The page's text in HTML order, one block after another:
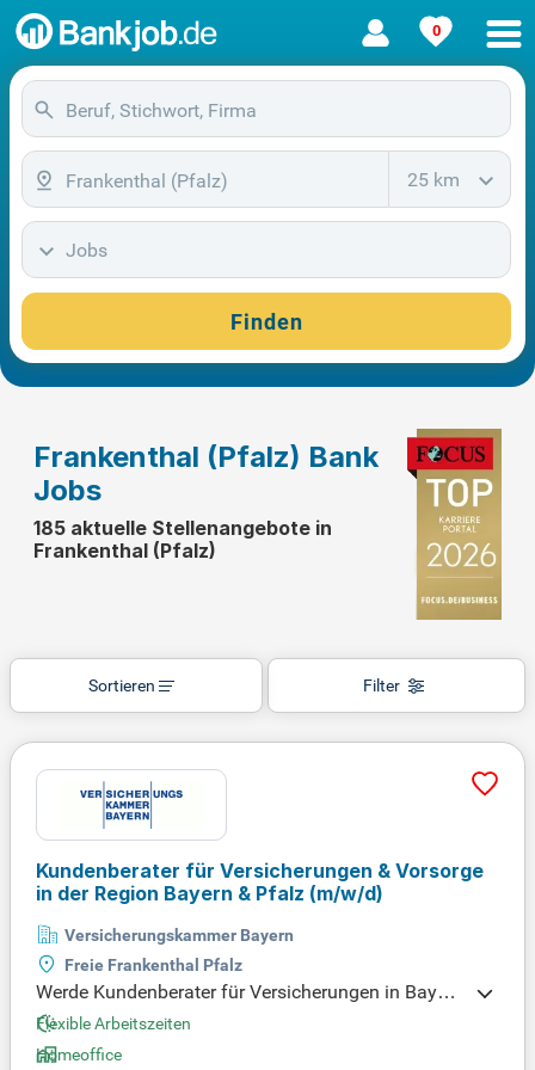
0
25 km
Jobs
Finden
Frankenthal (Pfalz) Bank
Jobs
185 aktuelle Stellenangebote in
Frankenthal (Pfalz)
Filter
Sortieren
Kundenberater für Versicherungen & Vorsorge
in der Region Bayern & Pfalz (m/w/d)
Versicherungskammer Bayern
Freie Frankenthal Pfalz
Werde Kundenberater für Versicherungen in Bayern
und der Pfalz! In der Agentur der Versicherungska
mmer Bayern unterstützen wir dich dabei, Sorgen a
Flexible Arbeitszeiten
Homeoffice